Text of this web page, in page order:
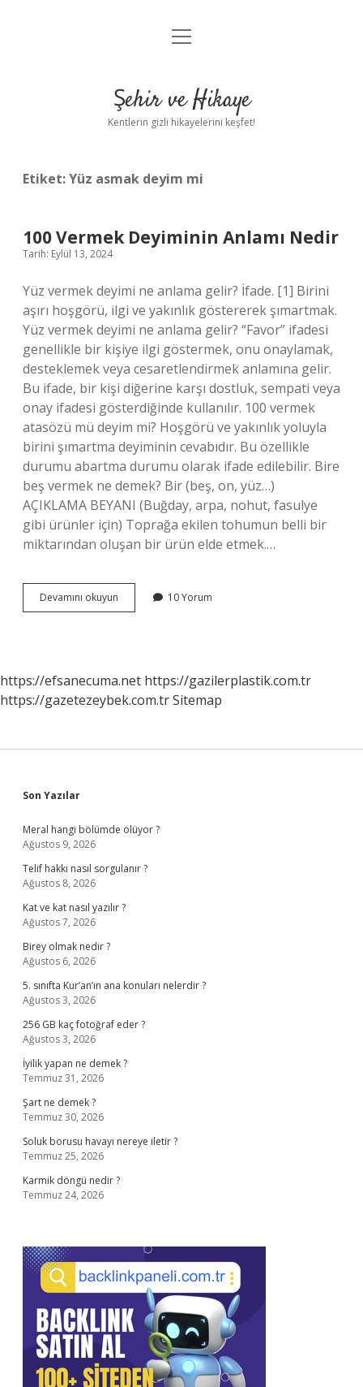
Anasayfa
Yasal Uyarı
menüyü
Şehir ve Hikaye
Kentlerin gizli hikayelerini keşfet!
Etiket:Yüz asmak deyim mi
100 Vermek Deyiminin Anlamı Nedir
Tarih: Eylül 13, 2024
Yüz vermek deyimi ne anlama gelir? İfade. [1] Birini
aşırı hoşgörü, ilgi ve yakınlık göstererek şımartmak.
Yüz vermek deyimi ne anlama gelir? “Favor” ifadesi
genellikle bir kişiye ilgi göstermek, onu onaylamak,
desteklemek veya cesaretlendirmek anlamına gelir.
Bu ifade, bir kişi diğerine karşı dostluk, sempati veya
onay ifadesi gösterdiğinde kullanılır. 100 vermek
atasözü mü deyim mi? Hoşgörü ve yakınlık yoluyla
birini şımartma deyiminin cevabıdır. Bu özellikle
durumu abartma durumu olarak ifade edilebilir. Bire
beş vermek ne demek? Bir (beş, on, yüz…)
AÇIKLAMA BEYANI (Buğday, arpa, nohut, fasulye
gibi ürünler için) Toprağa ekilen tohumun belli bir
miktarından oluşan bir ürün elde etmek.…
Devamını okuyun
Vermek
10 Yorum
https://efsanecuma.net https://gazilerplastik.com.tr
https://gazetezeybek.com.trSitemap
Sidebar
Son Yazılar
Meral hangi bölümde ölüyor ?
Ağustos 9, 2026
Telif hakkı nasıl sorgulanır ?
Ağustos 8, 2026
Kat ve kat nasıl yazılır ?
Ağustos 7, 2026
Birey olmak nedir ?
Ağustos 6, 2026
5. sınıfta Kur’an’ın ana konuları nelerdir ?
Ağustos 3, 2026
256 GB kaç fotoğraf eder ?
Ağustos 3, 2026
İyilik yapan ne demek ?
Temmuz 31, 2026
Şart ne demek ?
Temmuz 30, 2026
Soluk borusu havayı nereye iletir ?
Temmuz 25, 2026
Karmik döngü nedir ?
Temmuz 24, 2026